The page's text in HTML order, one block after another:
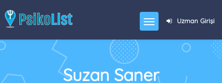
Uzman Girişi
Suzan Saner